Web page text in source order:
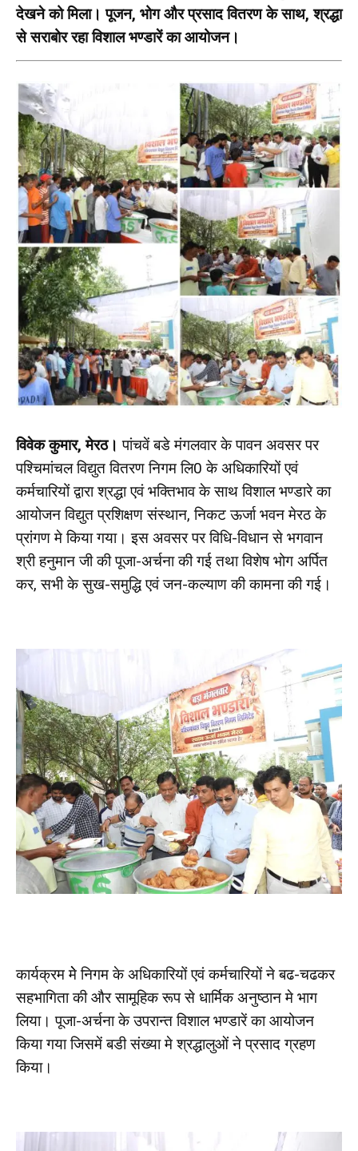
देखने को मिला। पूजन, भोग और प्रसाद वितरण के साथ, श्रद्धा
से सराबोर रहा विशाल भण्डारें का आयोजन।
विवेक कुमार, मेरठ। पांचवें बडे मंगलवार के पावन अवसर पर
पश्चिमांचल विद्युत वितरण निगम लि0 के अधिकारियों एवं
कर्मचारियों द्वारा श्रद्धा एवं भक्तिभाव के साथ विशाल भण्डारे का
आयोजन विद्युत प्रशिक्षण संस्थान, निकट ऊर्जा भवन मेरठ के
प्रांगण मे किया गया। इस अवसर पर विधि-विधान से भगवान
श्री हनुमान जी की पूजा-अर्चना की गई तथा विशेष भोग अर्पित
कर, सभी के सुख-समुद्धि एवं जन-कल्याण की कामना की गई।
कार्यक्रम मेे निगम के अधिकारियों एवं कर्मचारियों ने बढ-चढकर
सहभागिता की और सामूहिक रूप से धार्मिक अनुष्ठान मे भाग
लिया। पूजा-अर्चना के उपरान्त विशाल भण्डारें का आयोजन
किया गया जिसमें बडी संख्या मे श्रद्धालुओं ने प्रसाद ग्रहण
किया।